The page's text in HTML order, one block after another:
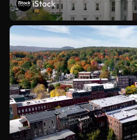
iStock